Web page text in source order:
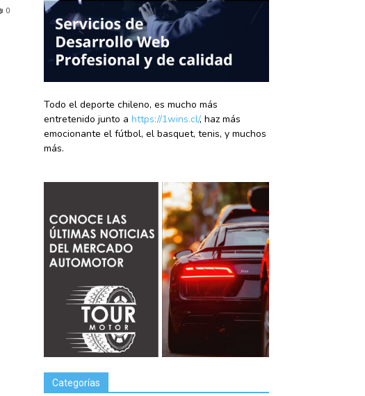
0
Todo el deporte chileno, es mucho más
entretenido junto a https://1wins.cl/, haz más
emocionante el fútbol, el basquet, tenis, y muchos
más.
Categorías